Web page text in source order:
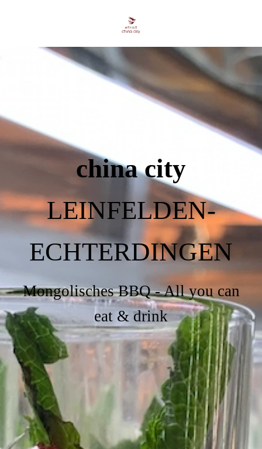
china city
LEINFELDEN-
ECHTERDINGEN
Mongolisches BBQ - All you can
eat & drink